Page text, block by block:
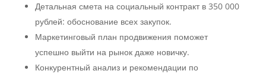
Детальная смета на социальный контракт в 350 000
рублей: обоснование всех закупок.
Маркетинговый план продвижения поможет
успешно выйти на рынок даже новичку.
Конкурентный анализ и рекомендации по